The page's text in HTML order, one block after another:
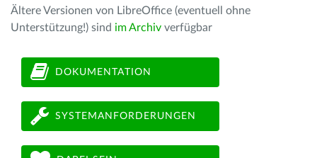
Ältere Versionen von LibreOffice (eventuell ohne
Unterstützung!) sind im Archiv verfügbar
DOKUMENTATION
SYSTEMANFORDERUNGEN